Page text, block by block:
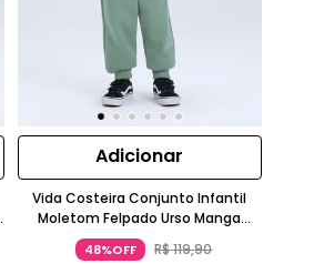
Adicionar
Vida Costeira Conjunto Infantil
Moletom Felpado Urso Manga
Longa Verde Militar
48%OFF R$119,90